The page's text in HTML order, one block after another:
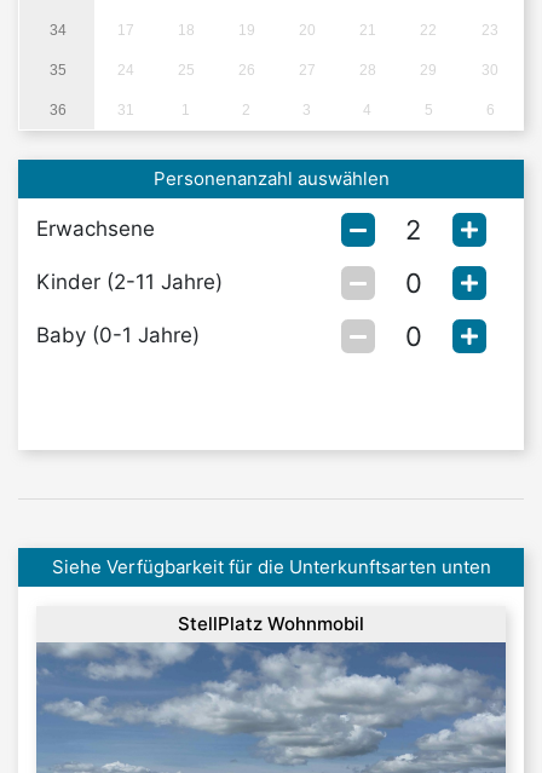
34 17 18 19 20 21 22 23
35 24 25 26 27 28 29 30
36 31 1 2 3 4 5 6
Personenanzahl auswählen
Erwachsene
Kinder (2-11 Jahre)
Baby (0-1 Jahre)
Siehe Verfügbarkeit für die Unterkunftsarten unten
StellPlatz Wohnmobil